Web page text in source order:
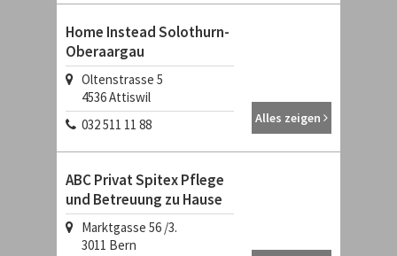
Home Instead Solothurn-
Oberaargau
Oltenstrasse 5
4536Attiswil
032 511 11 88
Alles zeigen
ABC Privat Spitex Pflege
und Betreuung zu Hause
Marktgasse 56 /3.
3011 Bern